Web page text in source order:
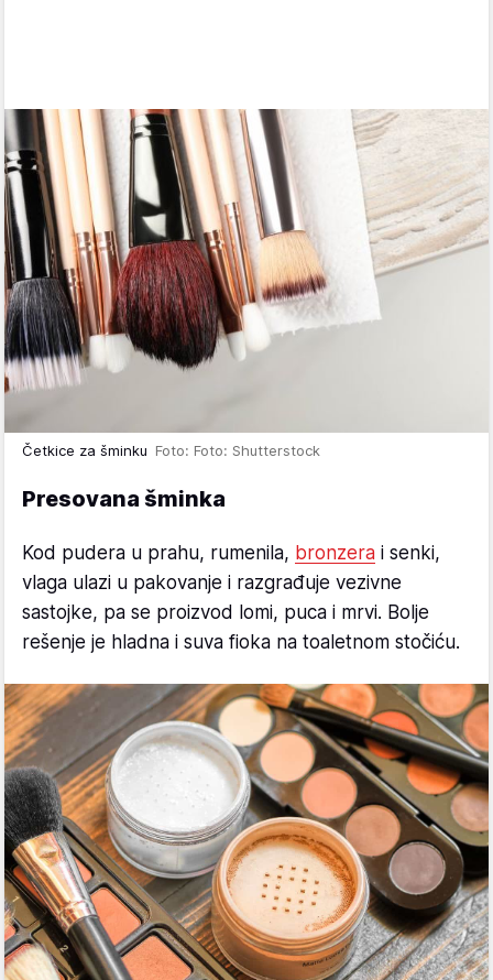
Četkice za šminku Foto: Foto: Shutterstock
Presovana šminka
Kod pudera u prahu, rumenila, bronzera i senki,
vlaga ulazi u pakovanje i razgrađuje vezivne
sastojke, pa se proizvod lomi, puca i mrvi. Bolje
rešenje je hladna i suva fioka na toaletnom stočiću.